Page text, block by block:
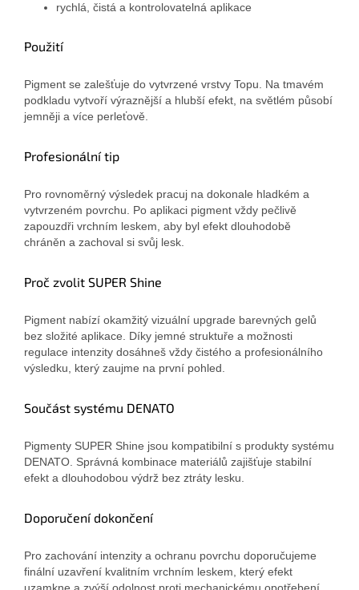
rychlá, čistá a kontrolovatelná aplikace
Použití
Pigment se zalešťuje do vytvrzené vrstvy Topu. Na tmavém
podkladu vytvoří výraznější a hlubší efekt, na světlém působí
jemněji a více perleťově.
Profesionální tip
Pro rovnoměrný výsledek pracuj na dokonale hladkém a
vytvrzeném povrchu. Po aplikaci pigment vždy pečlivě
zapouzdři vrchním leskem, aby byl efekt dlouhodobě
chráněn a zachoval si svůj lesk.
Proč zvolit SUPER Shine
Pigment nabízí okamžitý vizuální upgrade barevných gelů
bez složité aplikace. Díky jemné struktuře a možnosti
regulace intenzity dosáhneš vždy čistého a profesionálního
výsledku, který zaujme na první pohled.
Součást systému DENATO
Pigmenty SUPER Shine jsou kompatibilní s produkty systému
DENATO. Správná kombinace materiálů zajišťuje stabilní
efekt a dlouhodobou výdrž bez ztráty lesku.
Doporučení dokončení
Pro zachování intenzity a ochranu povrchu doporučujeme
finální uzavření kvalitním vrchním leskem, který efekt